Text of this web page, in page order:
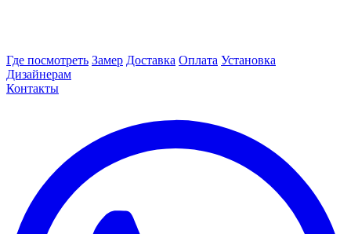
Где посмотреть Замер Доставка Оплата Установка
Дизайнерам
Контакты